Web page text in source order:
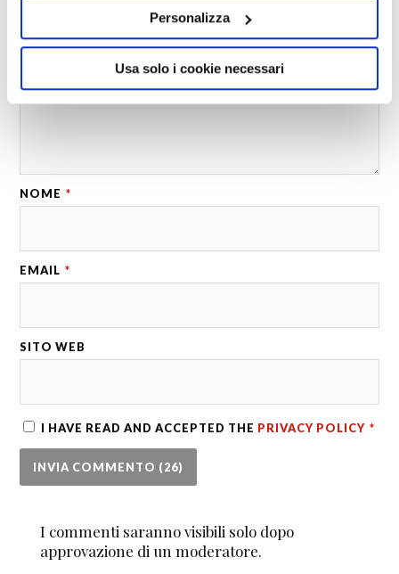
Personalizza
Usa solo i cookie necessari
NOME *
EMAIL *
SITO WEB
I HAVE READ AND ACCEPTED THE PRIVACY POLICY *
I commenti saranno visibili solo dopo
approvazione di un moderatore.